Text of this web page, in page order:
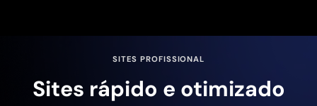
SITES PROFISSIONAL
Sites rápido e otimizado